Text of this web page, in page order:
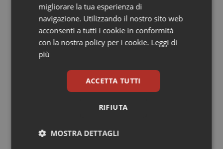
Provincia Autonoma di Bolzano
Provincia Autonoma di Trento
Sardegna
Infezioni & Febbre
Ipertensione & Scompenso
Malattie rare
Malattia di Crohn & Rettocolite Ulcerosa
Leadership Medica 2026: guidare team
clinici ad alte prestazioni
odontoiatrico: applicazioni concrete e
uso protetto
migliorare la tua esperienza di
navigazione. Utilizzando il nostro sito web
acconsenti a tutti i cookie in conformità
con la nostra policy per i cookie. Leggi di
più
ACCETTA TUTTI
RIFIUTA
MOSTRA DETTAGLI